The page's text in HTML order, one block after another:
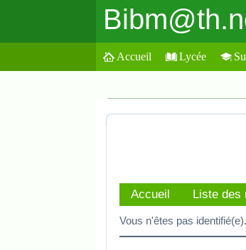
Accueil Lycée
Accueil Liste des
Vous n'êtes pas identifié(e).